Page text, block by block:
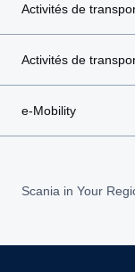
Activités de
Activités de
e-Mobility
Scania in Your